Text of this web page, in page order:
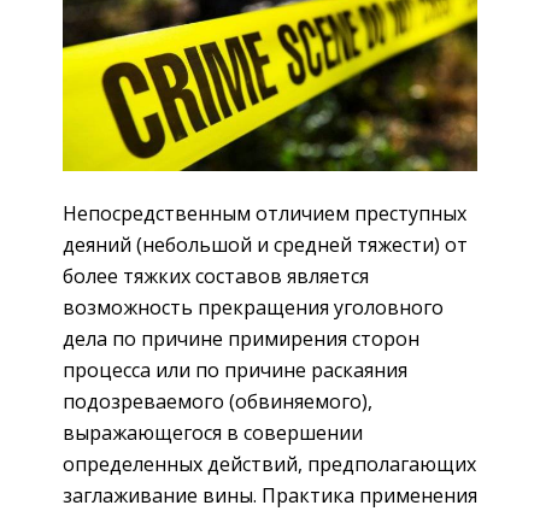
Непосредственным отличием преступных
деяний (небольшой и средней тяжести) от
более тяжких составов является
возможность прекращения уголовного
дела по причине примирения сторон
процесса или по причине раскаяния
подозреваемого (обвиняемого),
выражающегося в совершении
определенных действий, предполагающих
заглаживание вины. Практика применения